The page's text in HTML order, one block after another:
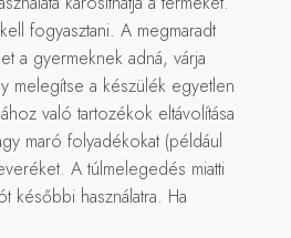
fogyasztani. A megmaradt
a gyermeknek adná, várja
melegítse a készülék egyetlen
való tartozékok eltávolítása
maró folyadékokat (például
A túlmelegedés miatti
későbbi használatra. Ha